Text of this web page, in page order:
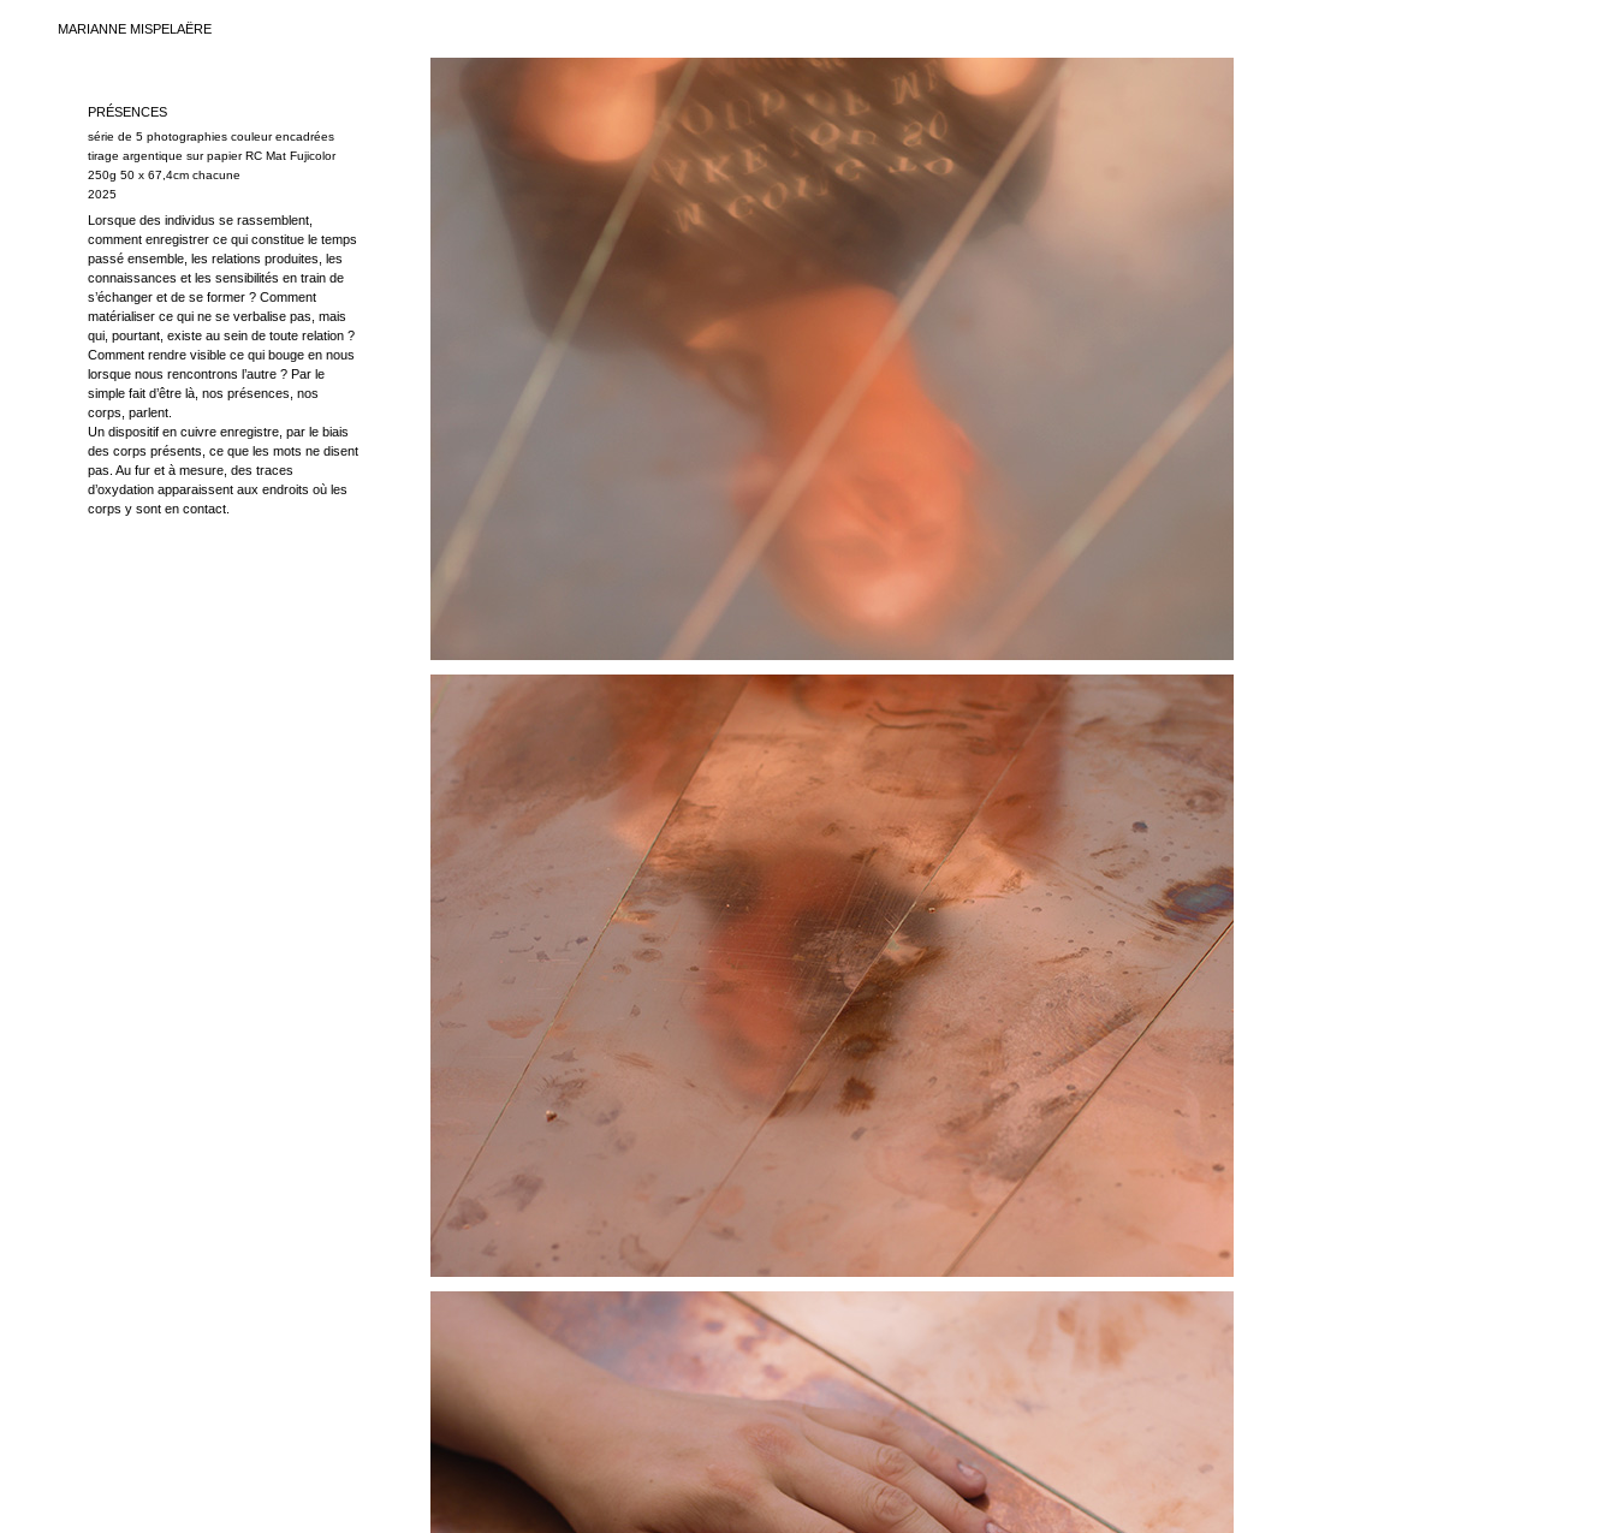
MARIANNE MISPELAËRE
PRÉSENCES
série de 5 photographies couleur encadrées
tirage argentique sur papier RC Mat Fujicolor
250g 50 x 67,4cm chacune
2025
Lorsque des individus se rassemblent,
comment enregistrer ce qui constitue le temps
passé ensemble, les relations produites, les
connaissances et les sensibilités en train de
s’échanger et de se former ? Comment
matérialiser ce qui ne se verbalise pas, mais
qui, pourtant, existe au sein de toute relation ?
Comment rendre visible ce qui bouge en nous
lorsque nous rencontrons l’autre ? Par le
simple fait d’être là, nos présences, nos
corps, parlent.
Un dispositif en cuivre enregistre, par le biais
des corps présents, ce que les mots ne disent
pas. Au fur et à mesure, des traces
d’oxydation apparaissent aux endroits où les
corps y sont en contact.